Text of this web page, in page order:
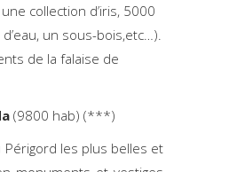
collection d’iris, 5000
un sous-bois,etc…).
de la falaise de
(9800 hab) (***)
Périgord les plus belles et